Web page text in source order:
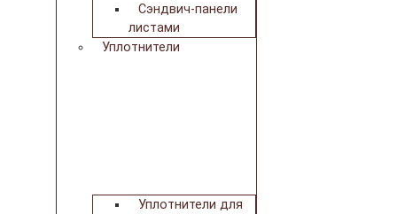
Сэндвич-панели
листами
Уплотнители
Уплотнители для